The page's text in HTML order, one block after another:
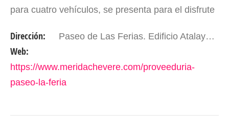
para cuatro vehículos, se presenta para el disfrute
Dirección: Paseo de Las Ferias. Edificio Atalaya, local PB. Mérida- Edo. Mérida. Venezuela.
Web:
https://www.meridachevere.com/proveeduria-
paseo-la-feria